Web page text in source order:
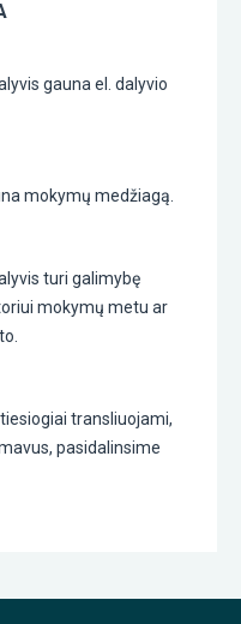
gauna el. dalyvio
mokymų medžiagą.
turi galimybę
mokymų metu ar
transliuojami,
pasidalinsime